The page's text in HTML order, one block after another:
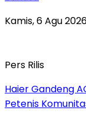
Kamis, 6 Agu
Pers Rilis
Haier Gandeng
Petenis